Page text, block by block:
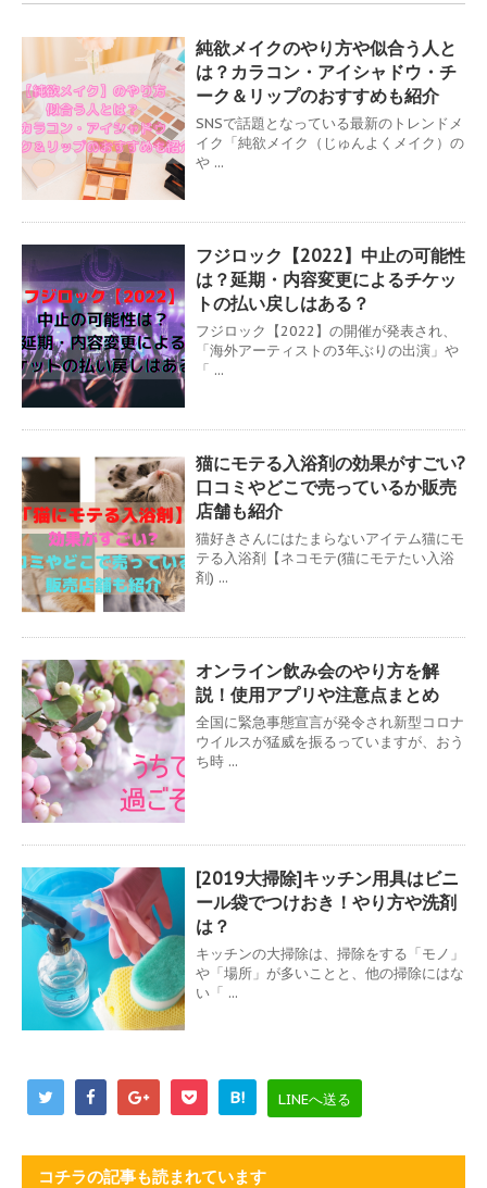
純欲メイクのやり方や似合う人と
は？カラコン・アイシャドウ・チ
ーク＆リップのおすすめも紹介
SNSで話題となっている最新のトレンドメ
イク「純欲メイク（じゅんよくメイク）の
や ...
フジロック【2022】中止の可能性
は？延期・内容変更によるチケッ
トの払い戻しはある？
フジロック【2022】の開催が発表され、
「海外アーティストの3年ぶりの出演」や
「 ...
猫にモテる入浴剤の効果がすごい?
口コミやどこで売っているか販売
店舗も紹介
猫好きさんにはたまらないアイテム猫にモ
テる入浴剤【ネコモテ(猫にモテたい入浴
剤) ...
オンライン飲み会のやり方を解
説！使用アプリや注意点まとめ
全国に緊急事態宣言が発令され新型コロナ
ウイルスが猛威を振るっていますが、おう
ち時 ...
[2019大掃除]キッチン用具はビニ
ール袋でつけおき！やり方や洗剤
は？
キッチンの大掃除は、掃除をする「モノ」
や「場所」が多いことと、他の掃除にはな
い「 ...
B! LINEへ送る
コチラの記事も読まれています